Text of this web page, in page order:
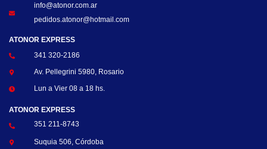
info@atonor.com.ar
pedidos.atonor@hotmail.com
ATONOR EXPRESS
341 320-2186
Av. Pellegrini 5980, Rosario
Lun a Vier 08 a 18 hs.
ATONOR EXPRESS
351 211-8743
Suquia 506, Córdoba